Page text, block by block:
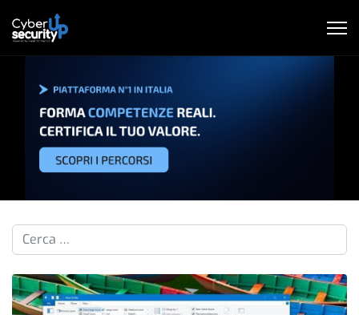
Cerca nelle pillole...